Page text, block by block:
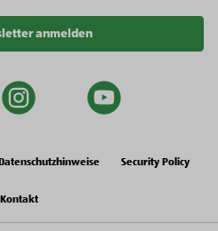
anmelden
instagram
Datenschutzhinweise Security Policy
Kontakt